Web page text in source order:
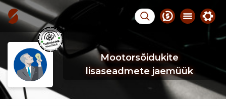
Mootorsõidukite
lisaseadmete jaemüük